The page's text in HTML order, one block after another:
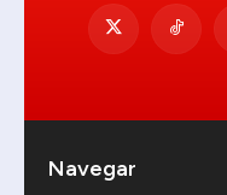
Navegar